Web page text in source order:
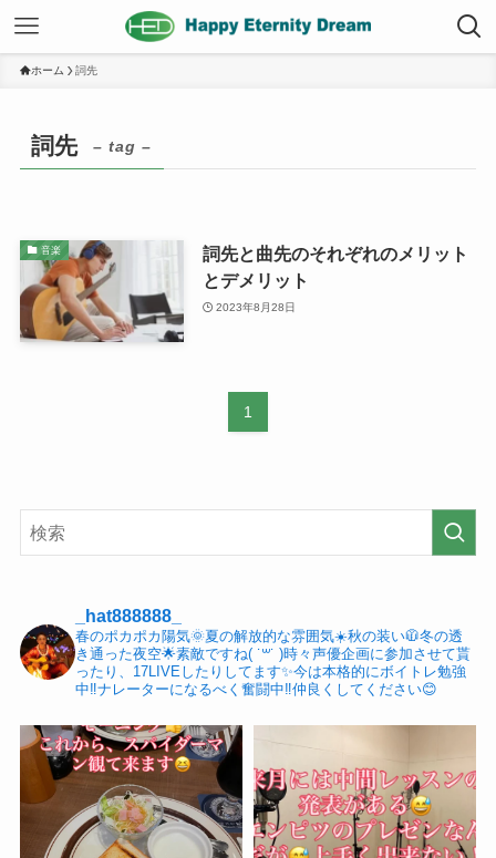
ホーム 詞先
詞先 – tag –
音楽
詞先と曲先のそれぞれのメリット
とデメリット
2023年8月28日
1
_hat888888_
春のポカポカ陽気🌞夏の解放的な雰囲気☀️秋の装い🧥冬の透
き通った夜空🌟素敵ですね( ˙꒳​˙ )時々声優企画に参加させて貰
ったり、17LIVEしたりしてます✨今は本格的にボイトレ勉強
中‼️ナレーターになるべく奮闘中‼️仲良くしてください😊